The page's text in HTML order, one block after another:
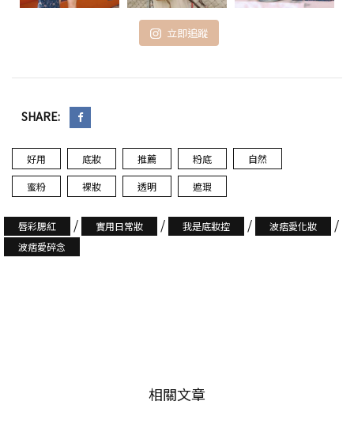
立即追蹤
SHARE:
好用 底妝 推薦 粉底 自然
蜜粉 裸妝 透明 遮瑕
唇彩腮紅 / 實用日常妝 / 我是底妝控 / 波痞愛化妝 /
波痞愛碎念
相關文章